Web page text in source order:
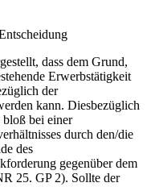
dass dem Grund,
Erwerbstätigkeit
der
kann. Diesbezüglich
bei einer
durch den/die
des
gegenüber dem
25. GP 2). Sollte der